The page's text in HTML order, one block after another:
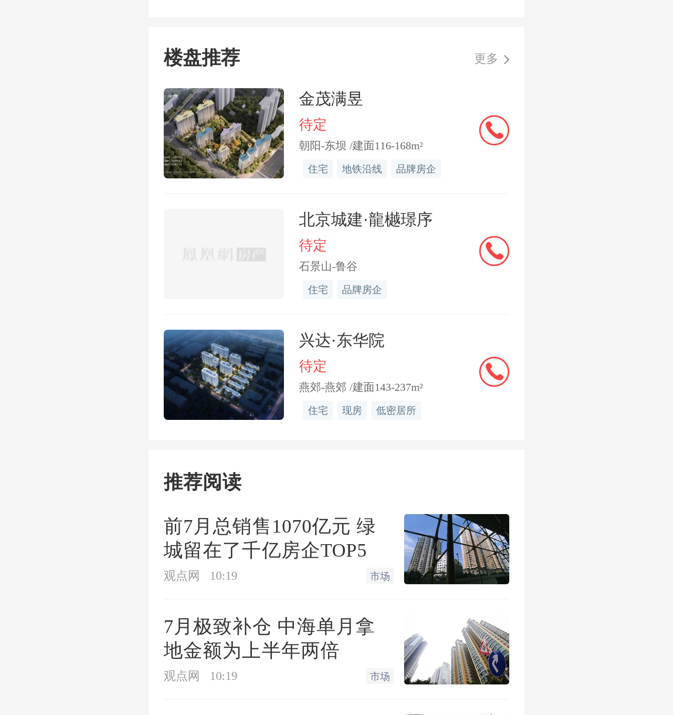
0.26万元，净利润667.7万元。截至今年2月
亿元，总负债2.84亿元，净资产2.45亿元。
另据天眼查，常德市税务局曾在2025年7
月、10月发布欠税公告，彼时，常德万达
置业有限公司累计拖欠城市维护建设税、
企业所得税、增值税、
税等约870.02
万元；今年1月再增一笔约61.18万元的房
与此同时，遂宁万达广场投资有限公司今
年前两个月实现营收1081.19万元，总利润
510.11万元，净利润394.09万元；截至2月
底，其总资产约5.69亿元，总负债2.16亿
始总承包方正是中建一局。此前有业内人
士在接受记者采访时表示，两座万达广场
的股权变更并非现金收购，而是以资产抵
偿工程款，中建一局也从施工方转为项目
产权方。
据悉，目前两座万达广场转让还处于预披
楼盘推荐 更多
金茂满昱
待定
朝阳-东坝 /建面116-168m²
住宅 地铁沿线 品牌房企
北京城建·龍樾璟序
待定
石景山-鲁谷
住宅 品牌房企
兴达·东华院
待定
燕郊-燕郊 /建面143-237m²
住宅 现房 低密居所
推荐阅读
前7月总销售1070亿元 绿
城留在了千亿房企TOP5
观点网 10:19 市场
7月极致补仓 中海单月拿
地金额为上半年两倍
观点网 10:19 市场